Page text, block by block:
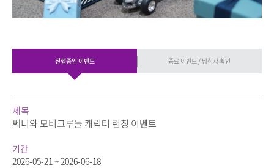
진행중인 이벤트 종료 이벤트 / 당첨자 확인
제목
쎄니와 모비크루들 캐릭터 런칭 이벤트
기간
2026-05-21 ~ 2026-06-18